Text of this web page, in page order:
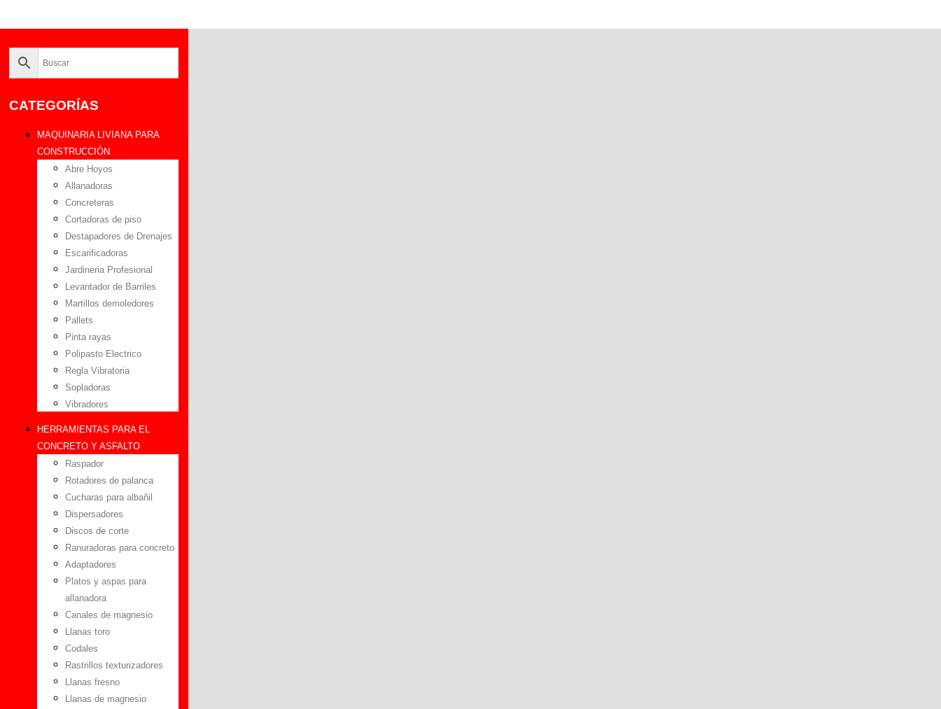
CATEGORÍAS
MAQUINARIA LIVIANA PARA
CONSTRUCCIÓN
Abre Hoyos
Allanadoras
Concreteras
Cortadoras de piso
Destapadores de Drenajes
Escarificadoras
Jardineria Profesional
Levantador de Barriles
Martillos demoledores
Pallets
Pinta rayas
Polipasto Electrico
Regla Vibratoria
Sopladoras
Vibradores
HERRAMIENTAS PARA EL
CONCRETO Y ASFALTO
Raspador
Rotadores de palanca
Cucharas para albañil
Dispersadores
Discos de corte
Ranuradoras para concreto
Adaptadores
Platos y aspas para
allanadora
Canales de magnesio
Llanas toro
Codales
Rastrillos texturizadores
Llanas fresno
Llanas de magnesio